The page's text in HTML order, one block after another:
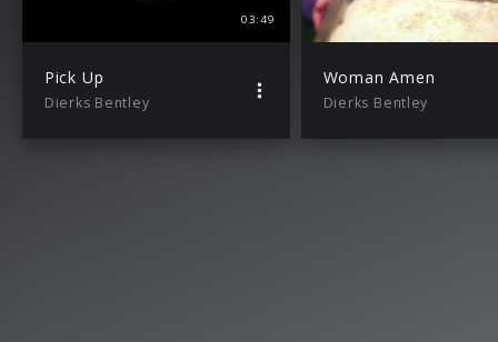
03:49
Pick Up
Dierks Bentley
Woman Amen
Dierks Bentley